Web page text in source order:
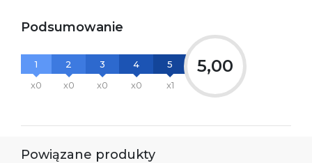
Podsumowanie
1
x0
2
x0
3
x0
4
x0
5
x1
5,00
Powiązane produkty